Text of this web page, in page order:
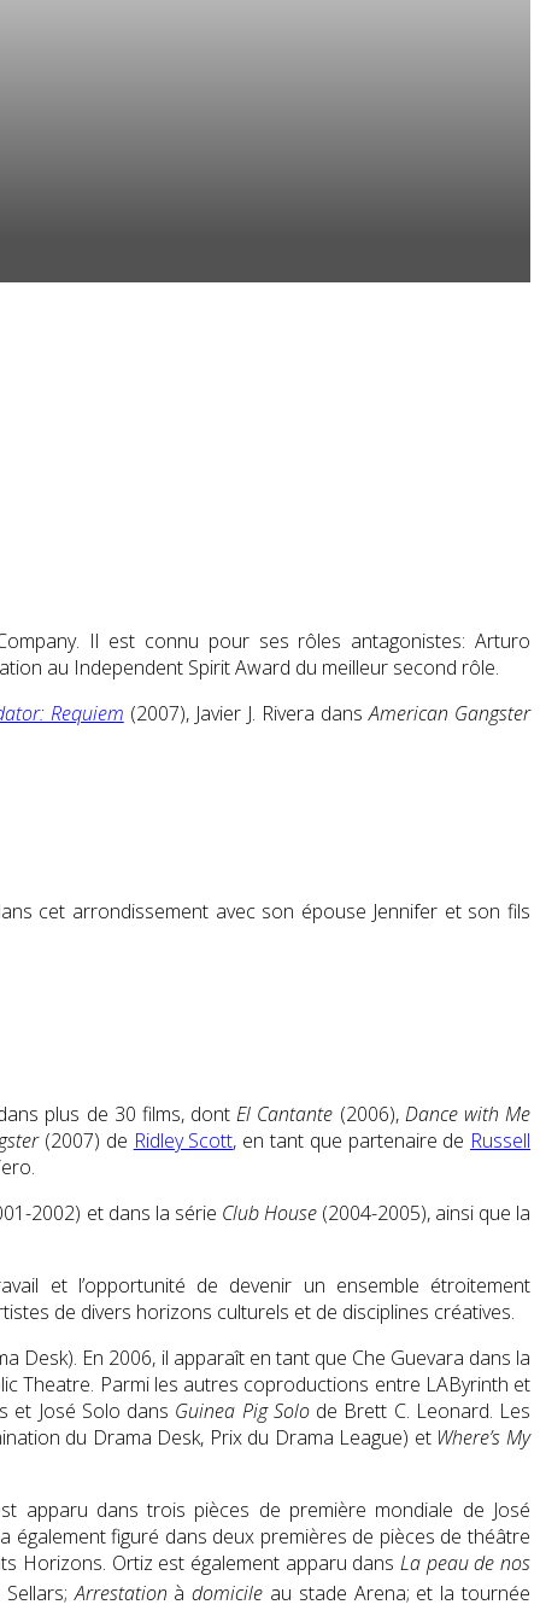
Il est connu pour ses rôles antagonistes: Arturo
au Independent Spirit Award du meilleur second rôle.
Requiem (2007), Javier J. Rivera dansAmerican Gangster
cet arrondissement avec son épouse Jennifer et son fils
plus de 30 films, dontEl Cantante (2006), Dance with Me
(2007) de Ridley Scott, en tant que partenaire de Russell
2002) et dans la série Club House(2004-2005), ainsi que la
et l’opportunité de devenir un ensemble étroitement
de divers horizons culturels et de disciplines créatives.
Desk). En 2006, il apparaît en tant que Che Guevara dans la
Theatre. Parmi les autres coproductions entre LAByrinth et
et José Solo dans Guinea Pig Solode Brett C. Leonard. Les
du Drama Desk, Prix du Drama League) et Where’s My
apparu dans trois pièces de première mondiale de José
également figuré dans deux premières de pièces de théâtre
Horizons. Ortiz est également apparu dansLa peau de nos
Arrestation àdomicile au stade Arena; et la tournée